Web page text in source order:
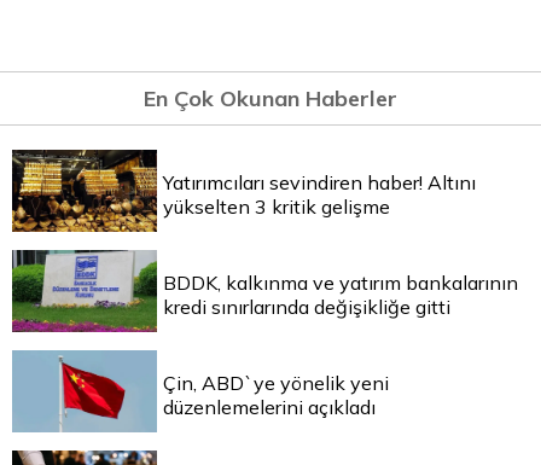
En Çok Okunan Haberler
Yatırımcıları sevindiren haber! Altını
yükselten 3 kritik gelişme
BDDK, kalkınma ve yatırım bankalarının
kredi sınırlarında değişikliğe gitti
Çin, ABD`ye yönelik yeni
düzenlemelerini açıkladı